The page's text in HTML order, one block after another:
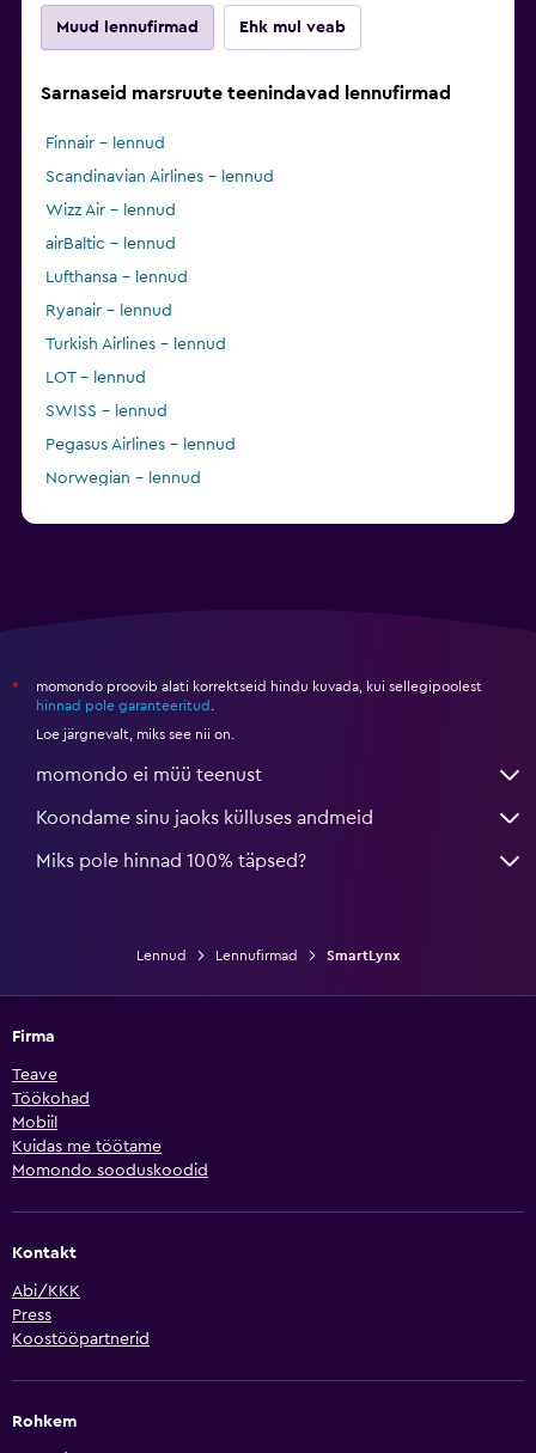
Muud lennufirmad Ehk mul veab
Sarnaseid marsruute teenindavad lennufirmad
Finnair – lennud
Scandinavian Airlines – lennud
Wizz Air – lennud
airBaltic – lennud
Lufthansa – lennud
Ryanair – lennud
Turkish Airlines – lennud
LOT – lennud
SWISS – lennud
Pegasus Airlines – lennud
Norwegian – lennud
*
momondo proovib alati korrektseid hindu kuvada, kui sellegipoolest
hinnad pole garanteeritud
Loe järgnevalt, miks see nii on.
momondo ei müü teenust
Koondame sinu jaoks külluses andmeid
Miks pole hinnad 100% täpsed?
Lennud Lennufirmad SmartLynx
Firma
Teave
Töökohad
Mobiil
Kuidas me töötame
Momondo sooduskoodid
Kontakt
Abi/KKK
Press
Koostööpartnerid
Rohkem